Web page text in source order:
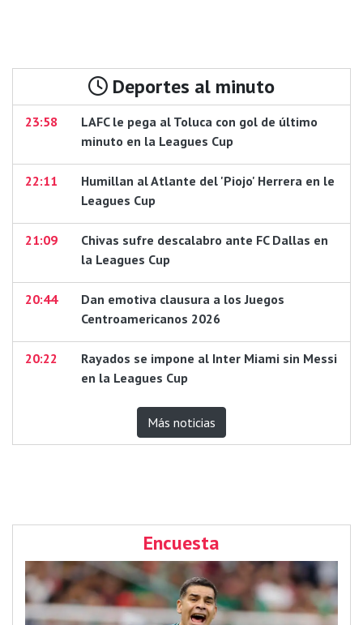
Deportes al minuto
23:58
LAFC le pega al Toluca con gol de último
minuto en la Leagues Cup
22:11
Humillan al Atlante del 'Piojo' Herrera en le
Leagues Cup
21:09
Chivas sufre descalabro ante FC Dallas en
la Leagues Cup
20:44
Dan emotiva clausura a los Juegos
Centroamericanos 2026
20:22
Rayados se impone al Inter Miami sin Messi
en la Leagues Cup
Más noticias
Encuesta